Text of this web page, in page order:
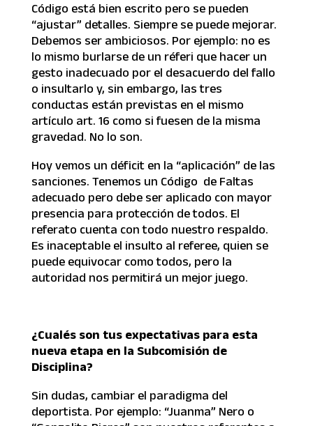
Código está bien escrito pero se pueden
“ajustar” detalles. Siempre se puede mejorar.
Debemos ser ambiciosos. Por ejemplo: no es
lo mismo burlarse de un réferi que hacer un
gesto inadecuado por el desacuerdo del fallo
o insultarlo y, sin embargo, las tres
conductas están previstas en el mismo
artículo art. 16 como si fuesen de la misma
gravedad. No lo son.
Hoy vemos un déficit en la “aplicación” de las
sanciones. Tenemos un Código de Faltas
adecuado pero debe ser aplicado con mayor
presencia para protección de todos. El
referato cuenta con todo nuestro respaldo.
Es inaceptable el insulto al referee, quien se
puede equivocar como todos, pero la
autoridad nos permitirá un mejor juego.
¿Cualés son tus expectativas para esta
nueva etapa en la Subcomisión de
Disciplina?
Sin dudas, cambiar el paradigma del
deportista. Por ejemplo: “Juanma” Nero o